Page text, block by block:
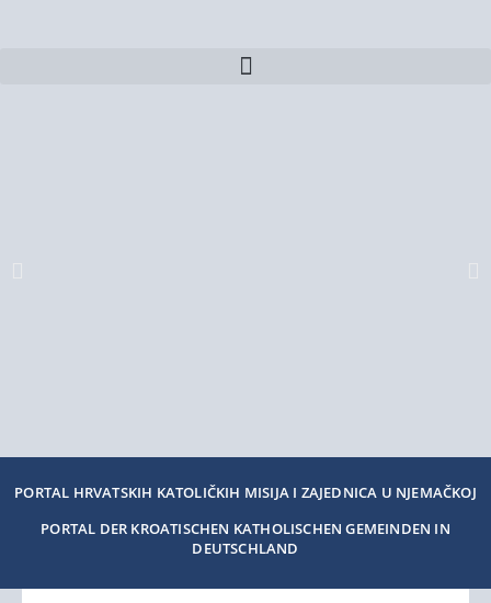
PORTAL HRVATSKIH KATOLIČKIH MISIJA I ZAJEDNICA U NJEMAČKOJ
PORTAL DER KROATISCHEN KATHOLISCHEN GEMEINDEN IN
DEUTSCHLAND